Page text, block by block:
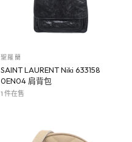
聖羅蘭
SAINT LAURENT Niki 633158
0EN04 肩背包
1 件在售